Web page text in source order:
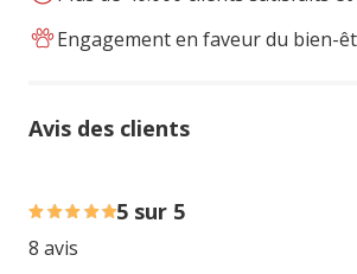
Engagement en faveur du bien-
Avis des clients
5 sur 5
8 avis